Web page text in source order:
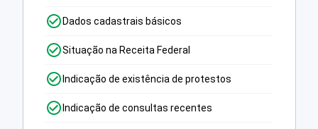
Dados cadastrais básicos
Situação na Receita Federal
Indicação de existência de protestos
Indicação de consultas recentes